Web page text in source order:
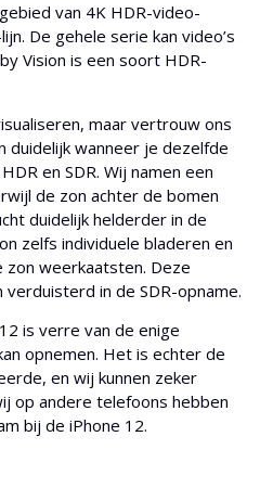
van 4K HDR-video-
De gehele serie kan video’s
Vision is een soort HDR-
maar vertrouw ons
duidelijk wanneer je dezelfde
en SDR. Wij namen een
de zon achter de bomen
duidelijk helderder in de
zelfs individuele bladeren en
zon weerkaatsten. Deze
in de SDR-opname.
is verre van de enige
opnemen. Het is echter de
en wij kunnen zeker
op andere telefoons hebben
bij de iPhone 12.